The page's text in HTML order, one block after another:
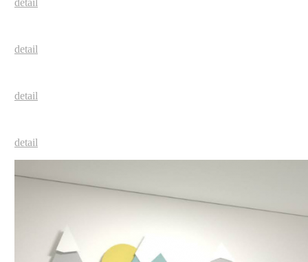
detail
detail
detail